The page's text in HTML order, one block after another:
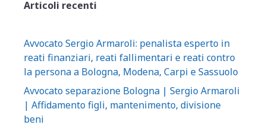
p o
k
Articoli recenti
Avvocato Sergio Armaroli: penalista esperto in
reati finanziari, reati fallimentari e reati contro
la persona a Bologna, Modena, Carpi e Sassuolo
Avvocato separazione Bologna | Sergio Armaroli
| Affidamento figli, mantenimento, divisione
beni